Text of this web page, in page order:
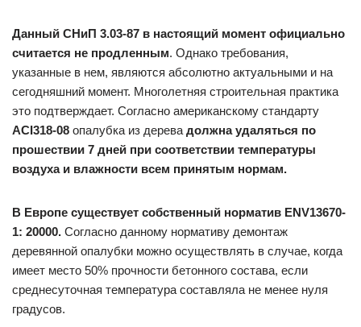
Данный СНиП 3.03-87 в настоящий момент официально
считается не продленным. Однако требования,
указанные в нем, являются абсолютно актуальными и на
сегодняшний момент. Многолетняя строительная практика
это подтверждает. Согласно американскому стандарту
ACI318-08 опалубка из дерева должна удаляться по
прошествии 7 дней при соответствии температуры
воздуха и влажности всем принятым нормам.
В Европе существует собственный норматив ENV13670-
1: 20000. Согласно данному нормативу демонтаж
деревянной опалубки можно осуществлять в случае, когда
имеет место 50% прочности бетонного состава, если
среднесуточная температура составляла не менее нуля
градусов.